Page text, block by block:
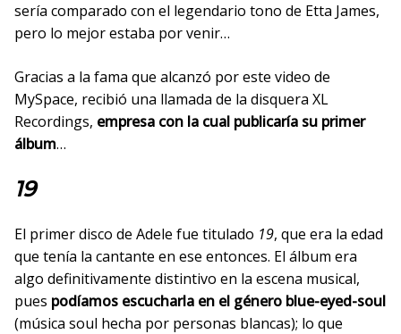
sería comparado con el legendario tono de Etta James,
pero lo mejor estaba por venir…
Gracias a la fama que alcanzó por este video de
MySpace, recibió una llamada de la disquera XL
Recordings, empresa con la cual publicaría su primer
álbum…
19
El primer disco de Adele fue titulado 19, que era la edad
que tenía la cantante en ese entonces. El álbum era
algo definitivamente distintivo en la escena musical,
pues podíamos escucharla en el género blue-eyed-soul
(música soul hecha por personas blancas); lo que